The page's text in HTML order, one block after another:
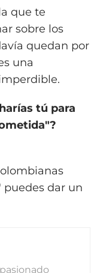
que te
sobre los
quedan por
una
tú para
puedes dar un